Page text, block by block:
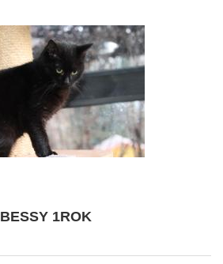
BESSY 1ROK